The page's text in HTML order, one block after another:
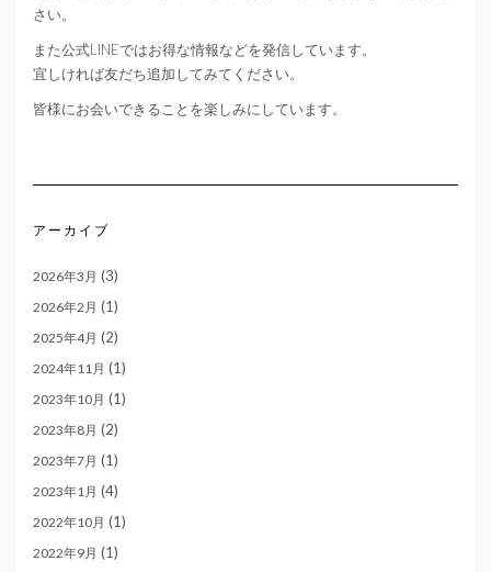
さい。
また公式LINEではお得な情報などを発信しています。
宜しければ友だち追加してみてください。
皆様にお会いできることを楽しみにしています。
アーカイブ
2026年3月 (3)
2026年2月 (1)
2025年4月 (2)
2024年11月 (1)
2023年10月 (1)
2023年8月 (2)
2023年7月 (1)
2023年1月 (4)
2022年10月 (1)
2022年9月 (1)